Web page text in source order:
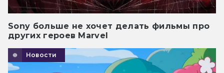
Sony больше не хочет делать фильмы про
других героев Marvel
Новости